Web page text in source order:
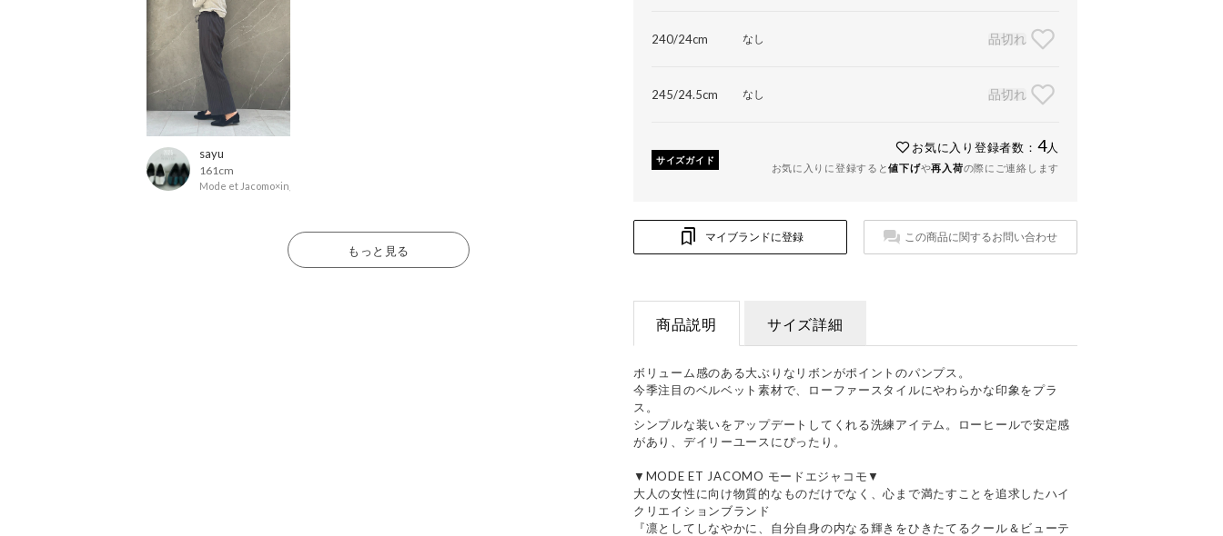
sayu
161cm
Mode et Jacomo×ing
もっと見る
240/24cm なし 品切れ
245/24.5cm なし 品切れ
サイズガイド
お気に入り登録者数： 4人
お気に入りに登録すると値下げや再入荷の際にご連絡します
マイブランドに登録 この商品に関するお問い合わせ
商品説明 サイズ詳細
ボリューム感のある大ぶりなリボンがポイントのパンプス。
今季注目のベルベット素材で、ローファースタイルにやわらかな印象をプラ
ス。
シンプルな装いをアップデートしてくれる洗練アイテム。ローヒールで安定感
があり、デイリーユースにぴったり。
▼MODE ET JACOMO モードエジャコモ▼
大人の女性に向け物質的なものだけでなく、心まで満たすことを追求したハイ
クリエイションブランド
『凛としてしなやかに、自分自身の内なる輝きをひきたてるクール＆ビューテ